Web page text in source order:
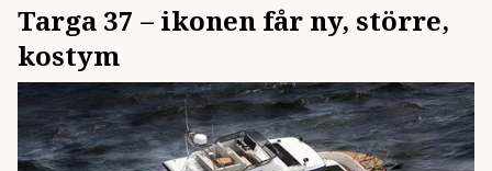
Targa 37 – ikonen får ny, större,
kostym